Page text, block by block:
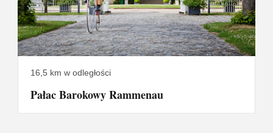
16,5 km w odległości
Pałac Barokowy Rammenau